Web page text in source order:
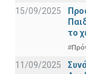
15/09/2025
το
11/09/2025